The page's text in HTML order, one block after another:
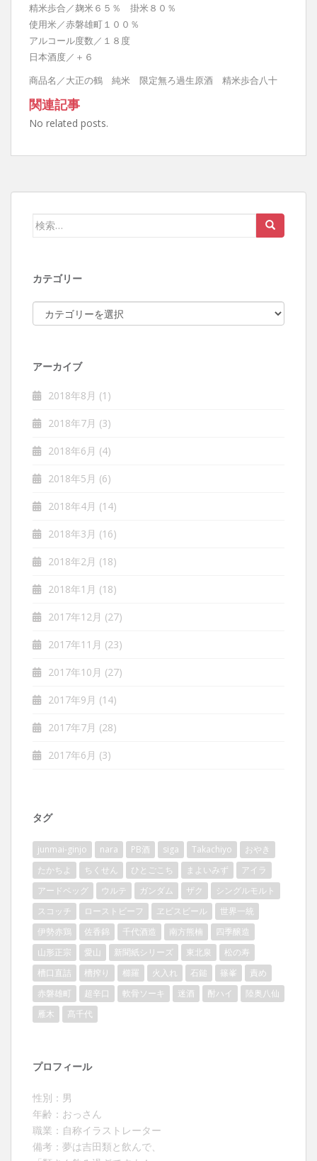
精米歩合／麹米６５％ 掛米８０％
使用米／赤磐雄町１００％
アルコール度数／１８度
日本酒度／＋６
商品名／大正の鶴 純米 限定無ろ過生原酒 精米歩合八十
関連記事
No related posts.
検索:
カテゴリー
カテゴリー
アーカイブ
2018年8月 (1)
2018年7月 (3)
2018年6月 (4)
2018年5月 (6)
2018年4月 (14)
2018年3月 (16)
2018年2月 (18)
2018年1月 (18)
2017年12月 (27)
2017年11月 (23)
2017年10月 (27)
2017年9月 (14)
2017年7月 (28)
2017年6月 (3)
タグ
junmai-ginjo nara PB酒 siga Takachiyo
おやき
たかちよ
ちくせん ひとごこち まよいみず
アイラ
アードベッグ
ウルテ ガンダム ザク
シングルモルト
スコッチ
ローストビーフ ヱビスビール
世界一統
伊勢赤鶏
佐香錦 千代酒造 南方熊楠
四季醸造
山形正宗
愛山 新聞紙シリーズ 東北泉
松の寿
槽口直詰
槽搾り 櫛羅 火入れ 石鎚 篠峯
責め
赤磐雄町
超辛口 軟骨ソーキ 迷酒 酎ハイ
陸奥八仙
雁木
髙千代
プロフィール
性別：男
年齢：おっさん
職業：自称イラストレーター
備考：夢は吉田類と飲んで、